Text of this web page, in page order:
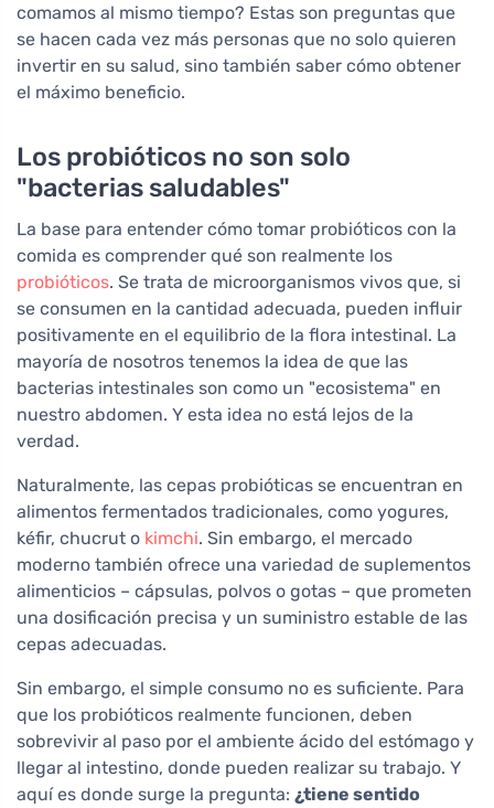
comamos al mismo tiempo? Estas son preguntas que
se hacen cada vez más personas que no solo quieren
invertir en su salud, sino también saber cómo obtener
el máximo beneficio.
Los probióticos no son solo
"bacterias saludables"
La base para entender cómo tomar probióticos con la
comida es comprender qué son realmente los
probióticos. Se trata de microorganismos vivos que, si
se consumen en la cantidad adecuada, pueden influir
positivamente en el equilibrio de la flora intestinal. La
mayoría de nosotros tenemos la idea de que las
bacterias intestinales son como un "ecosistema" en
nuestro abdomen. Y esta idea no está lejos de la
verdad.
Naturalmente, las cepas probióticas se encuentran en
alimentos fermentados tradicionales, como yogures,
kéfir, chucrut o kimchi. Sin embargo, el mercado
moderno también ofrece una variedad de suplementos
alimenticios – cápsulas, polvos o gotas – que prometen
una dosificación precisa y un suministro estable de las
cepas adecuadas.
Sin embargo, el simple consumo no es suficiente. Para
que los probióticos realmente funcionen, deben
sobrevivir al paso por el ambiente ácido del estómago y
llegar al intestino, donde pueden realizar su trabajo. Y
aquí es donde surge la pregunta: ¿tiene sentido